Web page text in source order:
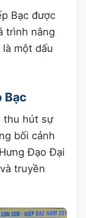
Bạc được
trình nâng
một dấu
Bạc
thu hút sự
bối cảnh
Đạo Đại
truyền